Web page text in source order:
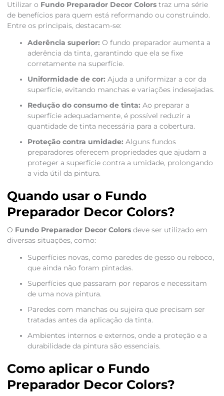
Utilizar o Fundo Preparador Decor Colorstraz uma série
de benefícios para quem está reformando ou construindo.
Entre os principais, destacam-se:
Aderência superior: O fundo preparador aumenta a
aderência da tinta, garantindo que ela se fixe
corretamente na superfície.
Uniformidade de cor: Ajuda a uniformizar a cor da
superfície, evitando manchas e variações indesejadas.
Redução do consumo de tinta: Ao preparar a
superfície adequadamente, é possível reduzir a
quantidade de tinta necessária para a cobertura.
Proteção contra umidade: Alguns fundos
preparadores oferecem propriedades que ajudam a
proteger a superfície contra a umidade, prolongando
a vida útil da pintura.
Quando usar o Fundo
Preparador Decor Colors?
O Fundo Preparador Decor Colorsdeve ser utilizado em
diversas situações, como:
Superfícies novas, como paredes de gesso ou reboco,
que ainda não foram pintadas.
Superfícies que passaram por reparos e necessitam
de uma nova pintura.
Paredes com manchas ou sujeira que precisam ser
tratadas antes da aplicação da tinta.
Ambientes internos e externos, onde a proteção e a
durabilidade da pintura são essenciais.
Como aplicar o Fundo
Preparador Decor Colors?